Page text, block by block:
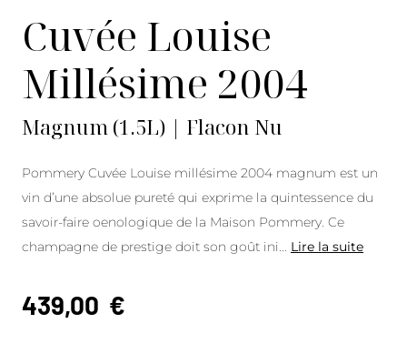
Cuvée Louise
Millésime 2004
Magnum (1.5L) | Flacon Nu
Pommery Cuvée Louise millésime 2004 magnum est un
vin d’une absolue pureté qui exprime la quintessence du
savoir-faire oenologique de la Maison Pommery. Ce
champagne de prestige doit son goût ini
Lire la suite
439,00 €